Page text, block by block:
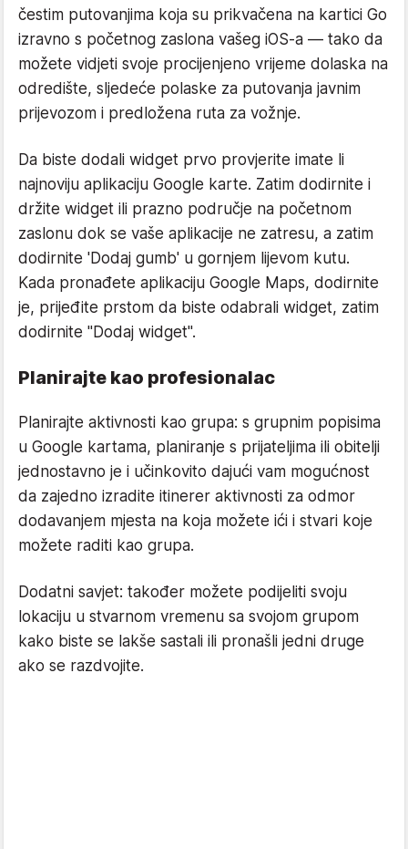
čestim putovanjima koja su prikvačena na kartici Go
izravno s početnog zaslona vašeg iOS-a — tako da
možete vidjeti svoje procijenjeno vrijeme dolaska na
odredište, sljedeće polaske za putovanja javnim
prijevozom i predložena ruta za vožnje.
Da biste dodali widget prvo provjerite imate li
najnoviju aplikaciju Google karte. Zatim dodirnite i
držite widget ili prazno područje na početnom
zaslonu dok se vaše aplikacije ne zatresu, a zatim
dodirnite 'Dodaj gumb' u gornjem lijevom kutu.
Kada pronađete aplikaciju Google Maps, dodirnite
je, prijeđite prstom da biste odabrali widget, zatim
dodirnite "Dodaj widget".
Planirajte kao profesionalac
Planirajte aktivnosti kao grupa: s grupnim popisima
u Google kartama, planiranje s prijateljima ili obitelji
jednostavno je i učinkovito dajući vam mogućnost
da zajedno izradite itinerer aktivnosti za odmor
dodavanjem mjesta na koja možete ići i stvari koje
možete raditi kao grupa.
Dodatni savjet: također možete podijeliti svoju
lokaciju u stvarnom vremenu sa svojom grupom
kako biste se lakše sastali ili pronašli jedni druge
ako se razdvojite.